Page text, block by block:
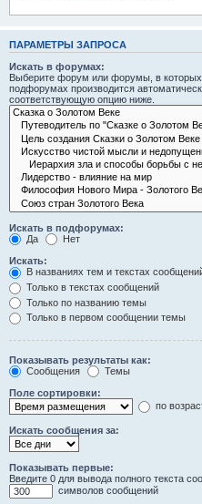
ПАРАМЕТРЫ ЗАПРОСА
Искать в форумах:
Выберите форум или форумы, в которых
подфорумах производится
соответствующую опцию ниже.
Искать в подфорумах:
Да
Нет
Искать:
В названиях тем и текстах
Только в текстах сообщений
Только по названию темы
Только в первом сообщении темы
Показывать результаты как:
Сообщения
Темы
Поле сортировки:
по
Искать сообщения за:
Показывать первые:
Введите 0 для вывода полного текста
символов сообщений